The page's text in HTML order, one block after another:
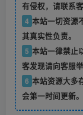
有侵权，请联系
4 本站一切资源
其真实性负责。
5 本站一律禁止
客发现请向客服
6 本站资源大多
会第一时间更新。